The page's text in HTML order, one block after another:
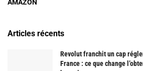
AMAZON
Articles récents
Revolut franchit un cap
France : ce que change